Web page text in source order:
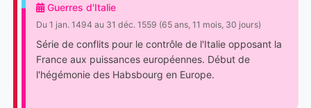
Guerres d'Italie
Du 1 jan. 1494 au 31 déc. 1559 (65 ans, 11 mois, 30 jours)
Série de conflits pour le contrôle de l'Italie opposant la
France aux puissances européennes. Début de
l'hégémonie des Habsbourg en Europe.